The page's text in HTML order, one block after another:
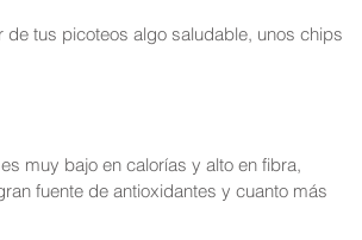
tus picoteos algo saludable, unos chips
muy bajo en calorías y alto en fibra,
fuente de antioxidantes y cuanto más